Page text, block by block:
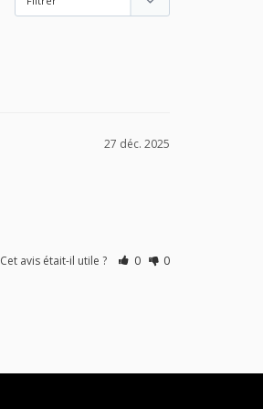
27 déc. 2025
Cet avis était-il utile ? 0 0